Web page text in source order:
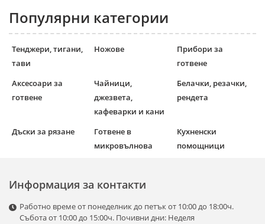
Популярни категории
Тенджери, тигани,
тави
Ножове
Прибори за
готвене
Аксесоари за
готвене
Чайници,
джезвета,
кафеварки и кани
Белачки, резачки,
рендета
Дъски за рязане
Готвене в
микровълнова
Кухненски
помощници
Информация за контакти
Работно време от понеделник до петък от 10:00 до 18:00ч.
Събота от 10:00 до 15:00ч. Почивни дни: Неделя